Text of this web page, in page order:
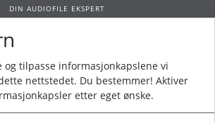
DIN AUDIOFILE EKSPERT
Smårør ECC88/6922
/ Electro Harmonix
og tilpasse informasjonkapslene vi
nettstedet. Du bestemmer! Aktiver
etter eget ønske.